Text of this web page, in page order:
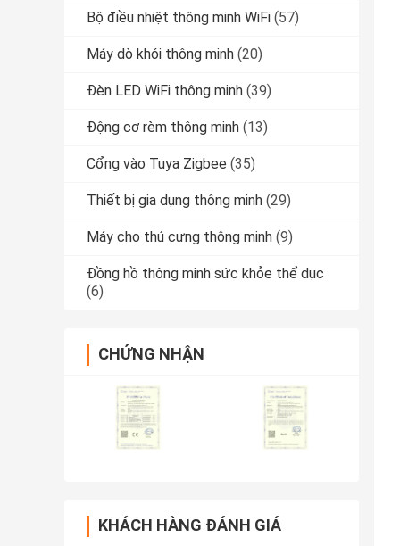
Bộ điều nhiệt thông minh WiFi (57)
Máy dò khói thông minh (20)
Đèn LED WiFi thông minh (39)
Động cơ rèm thông minh (13)
Cổng vào Tuya Zigbee (35)
Thiết bị gia dụng thông minh (29)
Máy cho thú cưng thông minh (9)
Đồng hồ thông minh sức khỏe thể dục
(6)
CHỨNG NHẬN
KHÁCH HÀNG ĐÁNH GIÁ